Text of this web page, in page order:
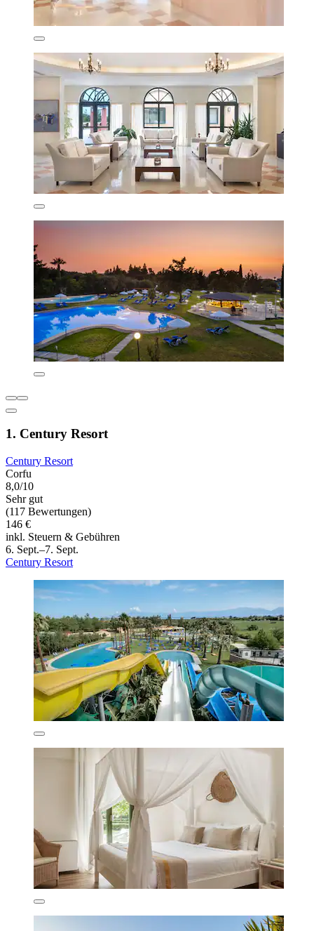
1. Century Resort
Century Resort
Corfu
8,0/10
Sehr gut
(117 Bewertungen)
146 €
inkl. Steuern & Gebühren
6. Sept.–7. Sept.
Century Resort